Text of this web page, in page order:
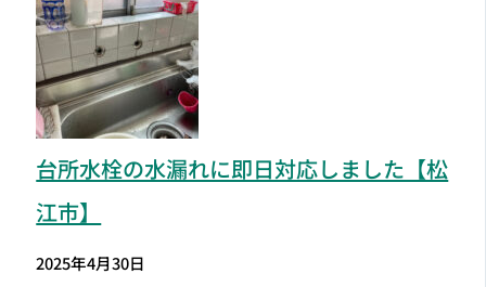
台所水栓の水漏れに即日対応しました【松
江市】
2025年4月30日